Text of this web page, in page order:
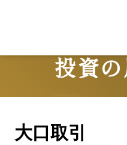
投資
大口取引